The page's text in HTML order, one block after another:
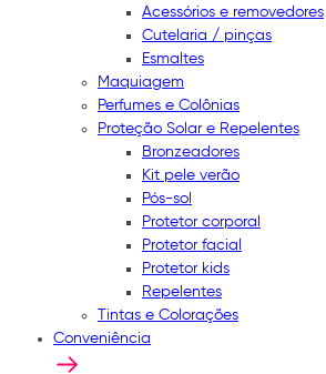
Acessórios e removedores
Cutelaria / pinças
Esmaltes
Maquiagem
Perfumes e Colônias
Proteção Solar e Repelentes
Bronzeadores
Kit pele verão
Pós-sol
Protetor corporal
Protetor facial
Protetor kids
Repelentes
Tintas e Colorações
Conveniência